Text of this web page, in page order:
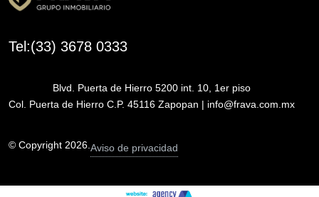
Tel:(33) 3678 0333
Blvd. Puerta de Hierro 5200 int. 10, 1er piso
Col. Puerta de Hierro C.P. 45116 Zapopan | info@frava.com.mx
© Copyright 2026. Aviso de privacidad